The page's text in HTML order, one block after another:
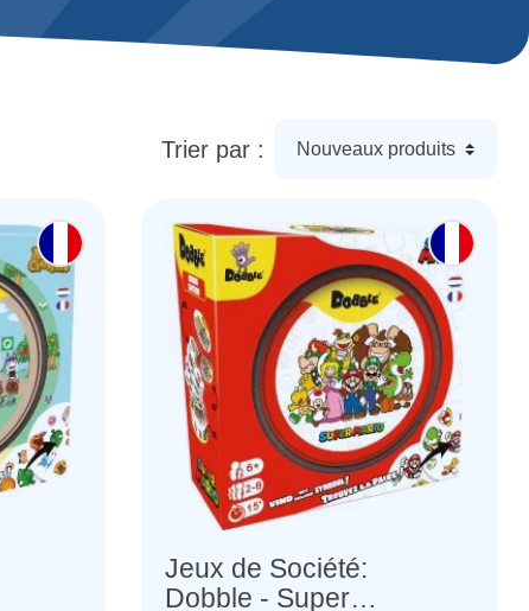
Trier par :
Jeux de Société:
Dobble - Super